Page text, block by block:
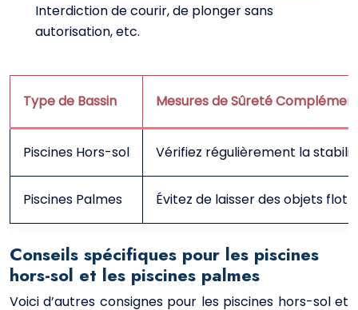
Interdiction de courir, de plonger sans
autorisation, etc.
Type de Bassin Mesures de Sûreté
Piscines Hors-sol Vérifiez régulièrement la
Piscines Palmes Évitez de laisser des objets
Conseils spécifiques pour les piscines
hors-sol et les piscines palmes
Voici d’autres consignes pour les piscines hors-sol et